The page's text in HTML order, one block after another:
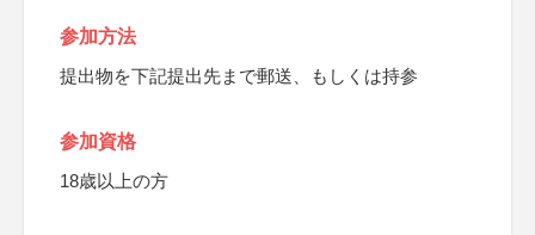
参加方法
提出物を下記提出先まで郵送、もしくは持参
参加資格
18歳以上の方